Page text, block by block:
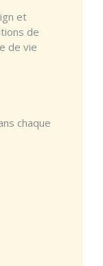
et
de
de vie
chaque